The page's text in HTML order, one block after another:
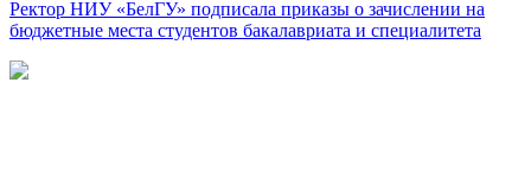
Ректор НИУ «БелГУ» подписала приказы о зачислении на
бюджетные места студентов бакалавриата и специалитета